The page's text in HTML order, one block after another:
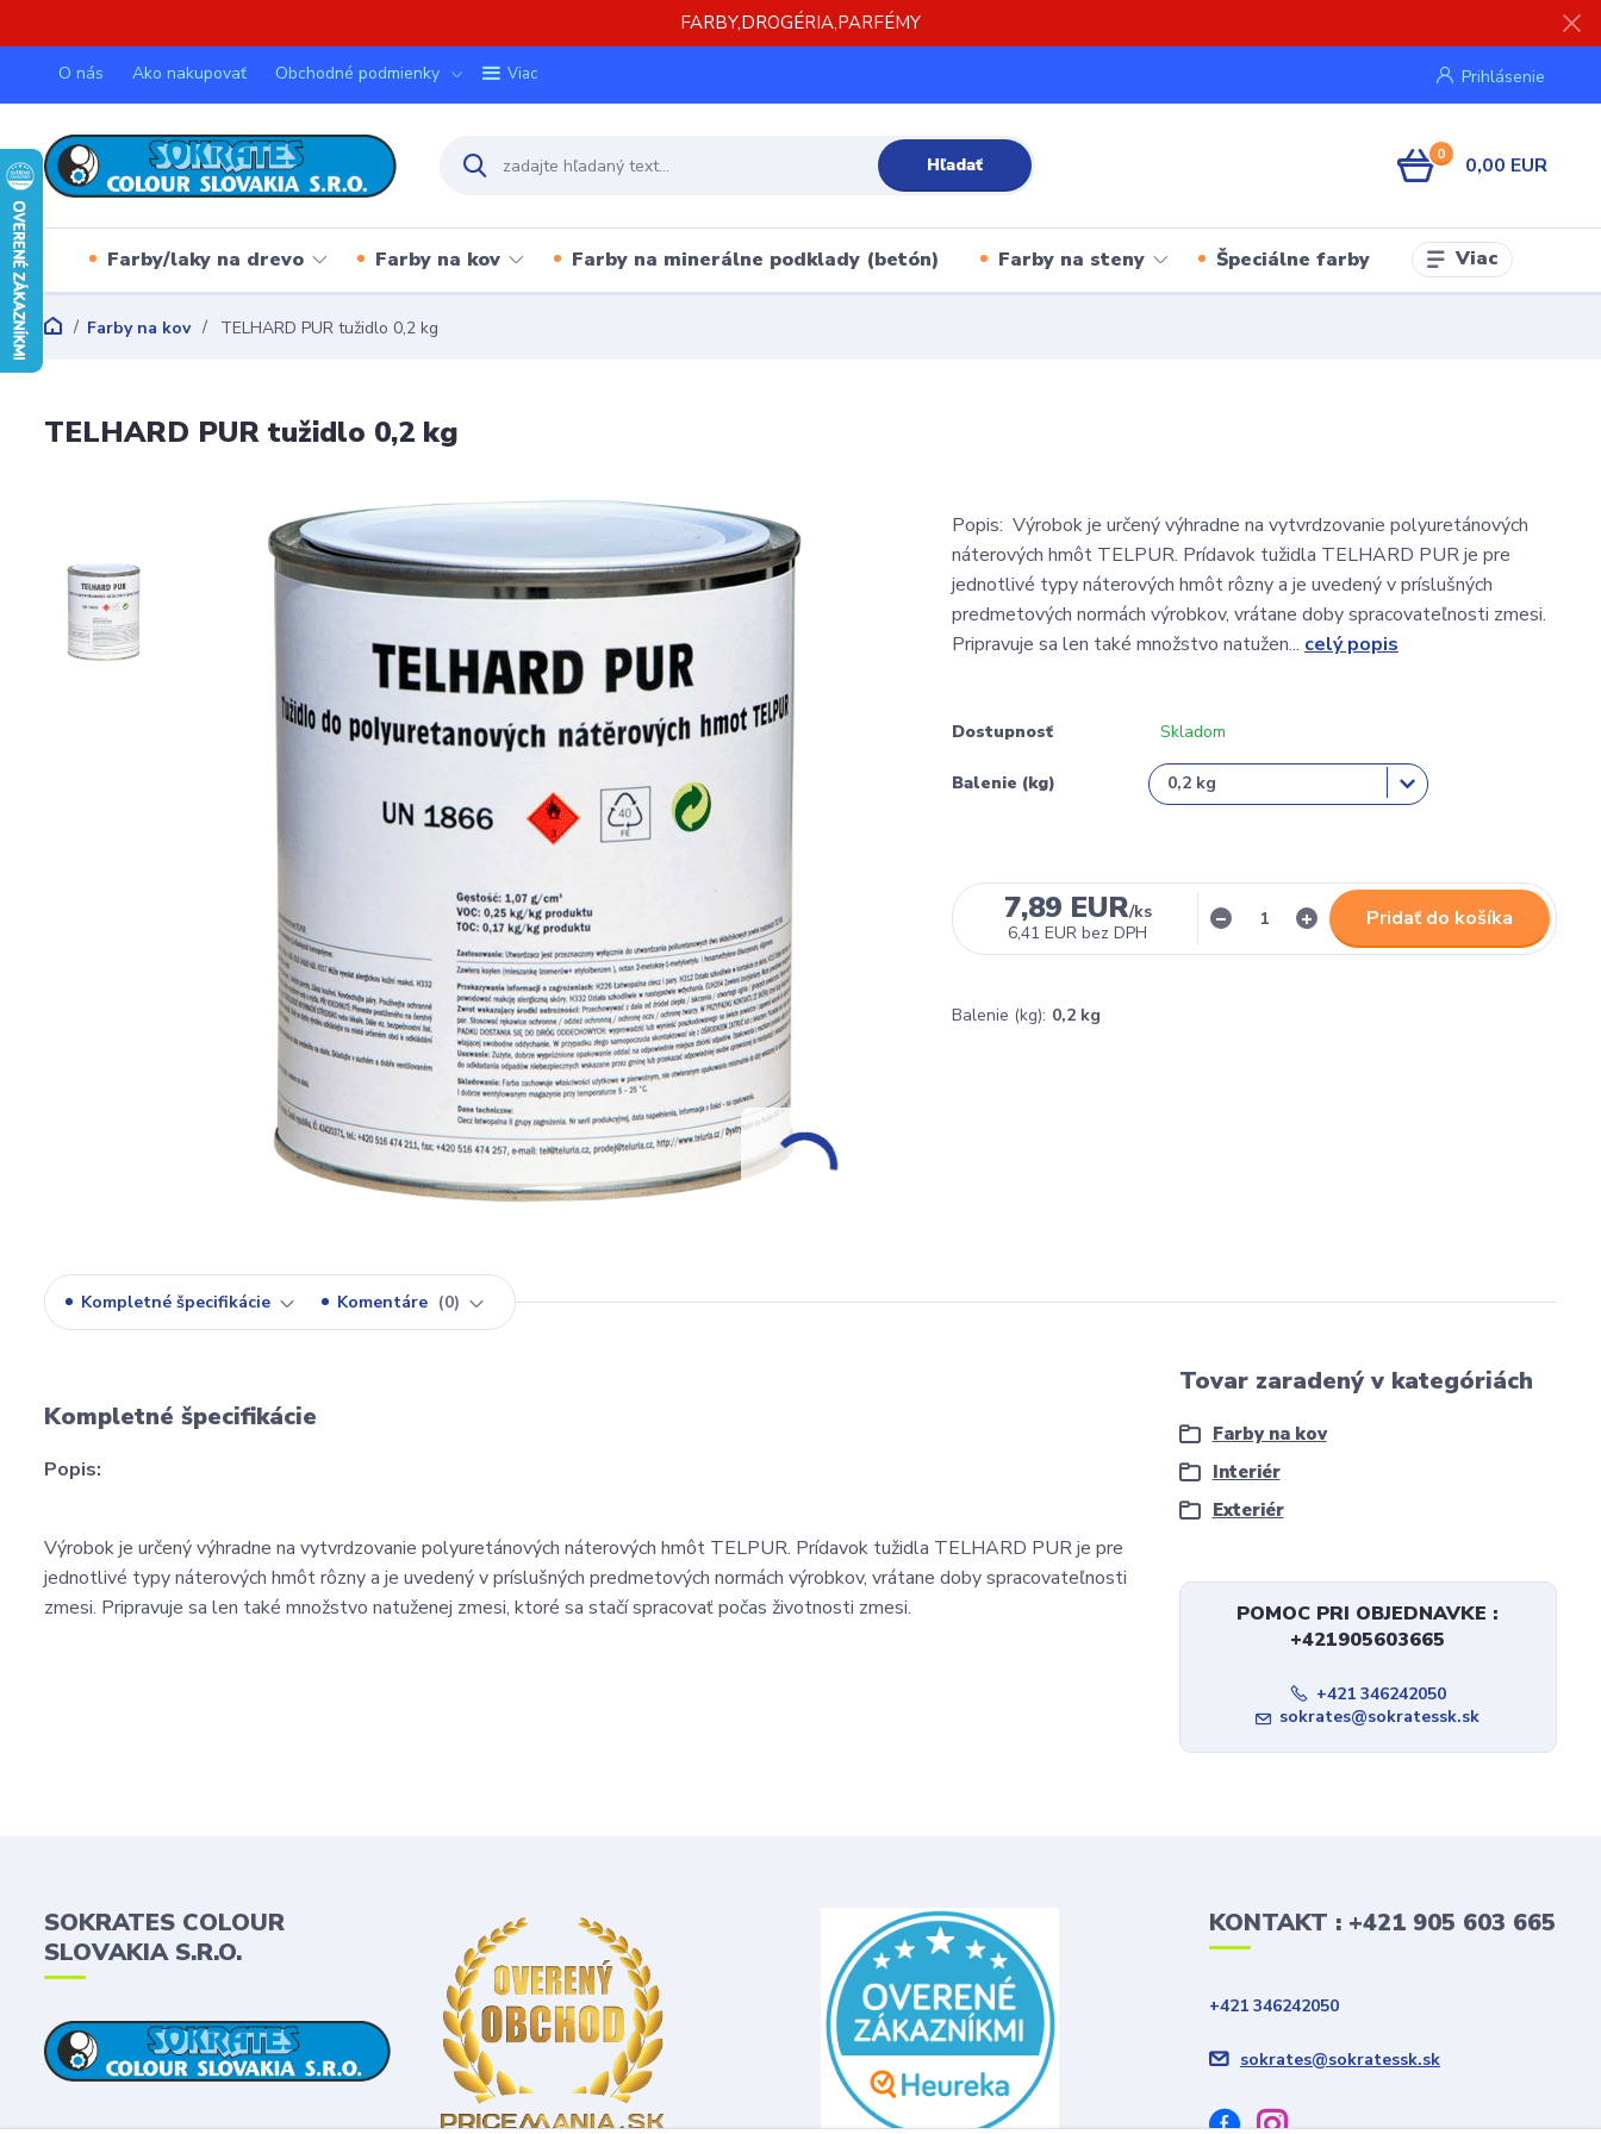
FARBY,DROGÉRIA,PARFÉMY
O nás Ako nakupovať Obchodné podmienky Viac Prihlásenie
Hľadať 0 0,00 EUR
Farby/laky na drevo Farby na kov Farby na minerálne podklady (betón) Farby na steny Špeciálne farby Viac
Farby na kov TELHARD PUR tužidlo 0,2 kg
TELHARD PUR tužidlo 0,2 kg
Popis: Výrobok je určený výhradne na vytvrdzovanie polyuretánových
náterových hmôt TELPUR. Prídavok tužidla TELHARD PUR je pre
jednotlivé typy náterových hmôt rôzny a je uvedený v príslušných
predmetových normách výrobkov, vrátane doby spracovateľnosti zmesi.
Pripravuje sa len také množstvo natužen... celý popis
Dostupnosť Skladom
Balenie (kg)
7,89 EUR/ks
6,41 EUR bez DPH
Pridať do košíka
Balenie (kg): 0,2 kg
Kompletné špecifikácie Komentáre 0
Kompletné špecifikácie
Popis:
Výrobok je určený výhradne na vytvrdzovanie polyuretánových náterových hmôt TELPUR. Prídavok tužidla TELHARD PUR je pre
jednotlivé typy náterových hmôt rôzny a je uvedený v príslušných predmetových normách výrobkov, vrátane doby spracovateľnosti
zmesi. Pripravuje sa len také množstvo natuženej zmesi, ktoré sa stačí spracovať počas životnosti zmesi.
Tovar zaradený v kategóriách
Farby na kov
Interiér
Exteriér
POMOC PRI OBJEDNAVKE :
+421905603665
+421 346242050
sokrates@sokratessk.sk
SOKRATES COLOUR
SLOVAKIA S.R.O.
KONTAKT : +421 905 603 665
+421 346242050
sokrates@sokratessk.sk